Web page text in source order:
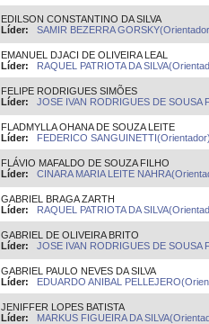
EDILSON CONSTANTINO DA SILVA
Líder:
SAMIR BEZERRA
EMANUEL DJACI DE OLIVEIRA LEAL
Líder:
RAQUEL PATRIOTA DA
FELIPE RODRIGUES SIMÕES
Líder:
JOSE IVAN RODRIGUES DE SOUSA
FLADMYLLA OHANA DE SOUZA LEITE
Líder:
FEDERICO SANGUINETTI(Orientador)
FLÁVIO MAFALDO DE SOUZA FILHO
Líder:
CINARA MARIA LEITE
GABRIEL BRAGA ZARTH
Líder:
RAQUEL PATRIOTA DA
GABRIEL DE OLIVEIRA BRITO
Líder:
JOSE IVAN RODRIGUES DE SOUSA
GABRIEL PAULO NEVES DA SILVA
Líder:
EDUARDO ANIBAL
JENIFFER LOPES BATISTA
Líder:
MARKUS FIGUEIRA DA